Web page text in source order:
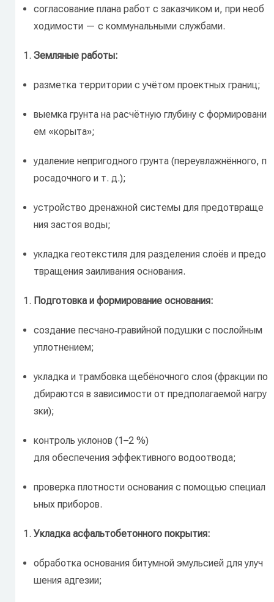
согласование плана работ с заказчиком и, при необ
ходимости — с коммунальными службами.
Земляные работы:
разметка территории с учётом проектных границ;
выемка грунта на расчётную глубину с формировани
ем «корыта»;
удаление непригодного грунта (переувлажнённого, п
росадочного и т. д.);
устройство дренажной системы для предотвраще
ния застоя воды;
укладка геотекстиля для разделения слоёв и предо
твращения заиливания основания.
Подготовка и формирование основания:
создание песчано‑гравийной подушки с послойным
уплотнением;
укладка и трамбовка щебёночного слоя (фракции по
дбираются в зависимости от предполагаемой нагру
зки);
контроль уклонов (1–2 %)
для обеспечения эффективного водоотвода;
проверка плотности основания с помощью специал
ьных приборов.
Укладка асфальтобетонного покрытия:
обработка основания битумной эмульсией дляулуч
шения адгезии;